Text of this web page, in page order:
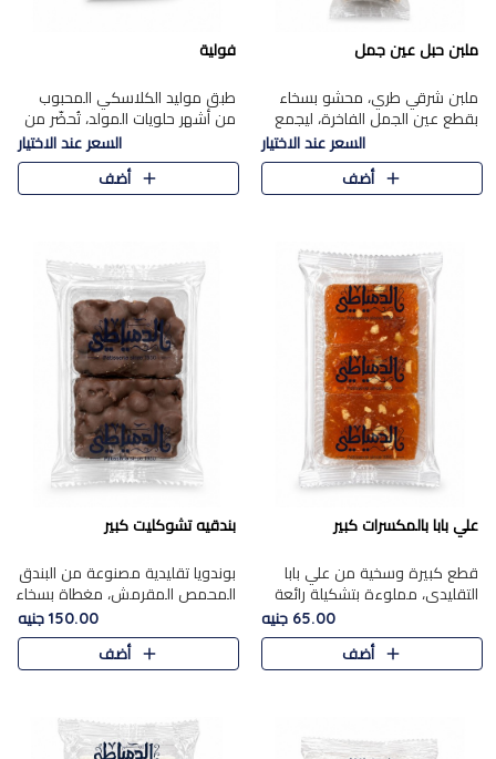
ملبن حبل عين جمل
ملبن شرقي طري، محشو بسخاء
بقطع عين الجمل الفاخرة، ليجمع
بين القوام الناعم وقرمشة الجوز
في مذاق شرقي أصيل.
السعر عند الاختيار
أضف
فولية
طبق موليد الكلاسكي المحبوب
من أشهر حلويات المولد، تُحضّر من
فول سوداني محمص بعناية
ومغلف بطبقة رقيقة من السكر
المكرمل، لتمنحك قرمشة أصيلة
السعر عند الاختيار
أضف
علي بابا بالمكسرات كبير
قطع كبيرة وسخية من علي بابا
التقليدي، مملوءة بتشكيلة رائعة
من المكسرات المحمصة المحمرة.
65.00 جنيه
أضف
بندقيه تشوكليت كبير
بوندويا تقليدية مصنوعة من البندق
المحمص المقرمش، مغطاة بسخاء
بشوكولاتة فاخرة غنية لتحقيق
التوازن المثالي بين قوام القرمشة
ونكهة الشوكولاتة ا..
150.00 جنيه
أضف